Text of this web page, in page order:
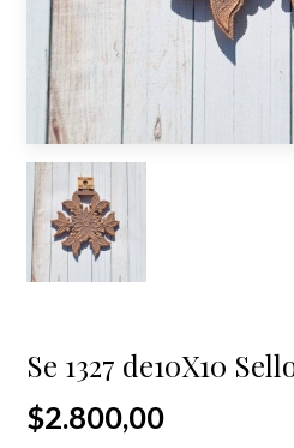
Se 1327 de10X10
$2.800,00